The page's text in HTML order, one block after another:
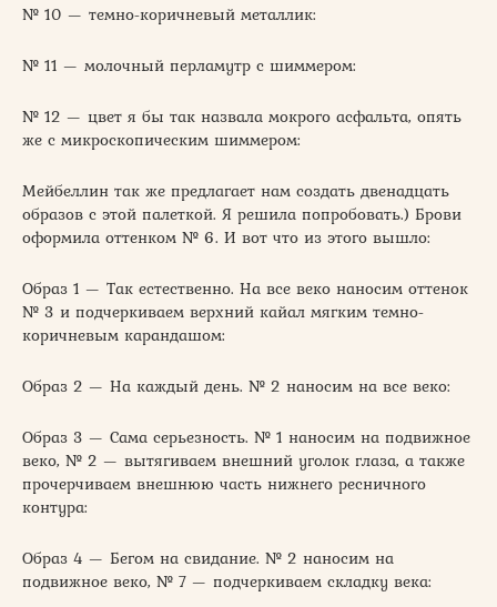
№ 10 — темно-коричневый металлик:
№ 11 — молочный перламутр с шиммером:
№ 12 — цвет я бы так назвала мокрого асфальта, опять
же с микроскопическим шиммером:
Мейбеллин так же предлагает нам создать двенадцать
образов с этой палеткой. Я решила попробовать.) Брови
оформила оттенком № 6. И вот что из этого вышло:
Образ 1 — Так естественно. На все веко наносим оттенок
№ 3 и подчеркиваем верхний кайал мягким темно-
коричневым карандашом:
Образ 2 — На каждый день. № 2 наносим на все веко:
Образ 3 — Сама серьезность. № 1 наносим на подвижное
веко, № 2 — вытягиваем внешний уголок глаза, а также
прочерчиваем внешнюю часть нижнего ресничного
контура:
Образ 4 — Бегом на свидание. № 2 наносим на
подвижное веко, № 7 — подчеркиваем складку века: